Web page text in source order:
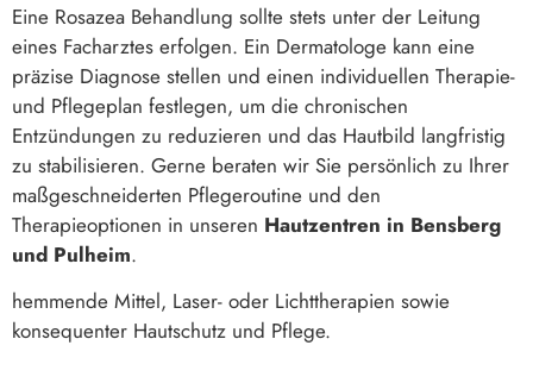
Eine Rosazea Behandlung sollte stets unter der Leitung
eines Facharztes erfolgen. Ein Dermatologe kann eine
präzise Diagnose stellen und einen individuellen Therapie-
und Pflegeplan festlegen, um die chronischen
Entzündungen zu reduzieren und das Hautbild langfristig
zu stabilisieren. Gerne beraten wir Sie persönlich zu Ihrer
maßgeschneiderten Pflegeroutine und den
Therapieoptionen in unseren Hautzentren in Bensberg
und Pulheim.
hemmende Mittel, Laser- oder Lichttherapien sowie
konsequenter Hautschutz und Pflege.